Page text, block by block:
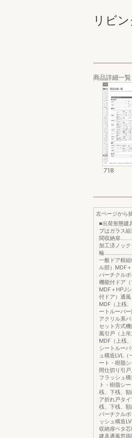
リビ
商品詳細一覧
718
左ページから
■出荷形態建
プはガラス組
関収納扉
加工済ノック
輪
一般ドア框
ル部）MDF
パーチクル
機能付ドア
MDF＋HPJ
付ドア）通風
MDF（上桟
ートルーバ
アクリル系
セット方式
風引戸（上
MDF（上桟
シートルー
ュ構造LVL（
ート・樹脂
間仕切り引
フラッシュ
ト・樹脂シ
桟、下桟、
ア折れ戸タ
桟、下桟、
パーチクル
ッシュ構造
収納扉ベタ
建具通風窓